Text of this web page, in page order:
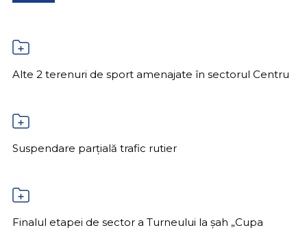
Alte 2 terenuri de sport amenajate în sectorul Centru
Suspendare parțială trafic rutier
Finalul etapei de sector a Turneului la șah „Cupa